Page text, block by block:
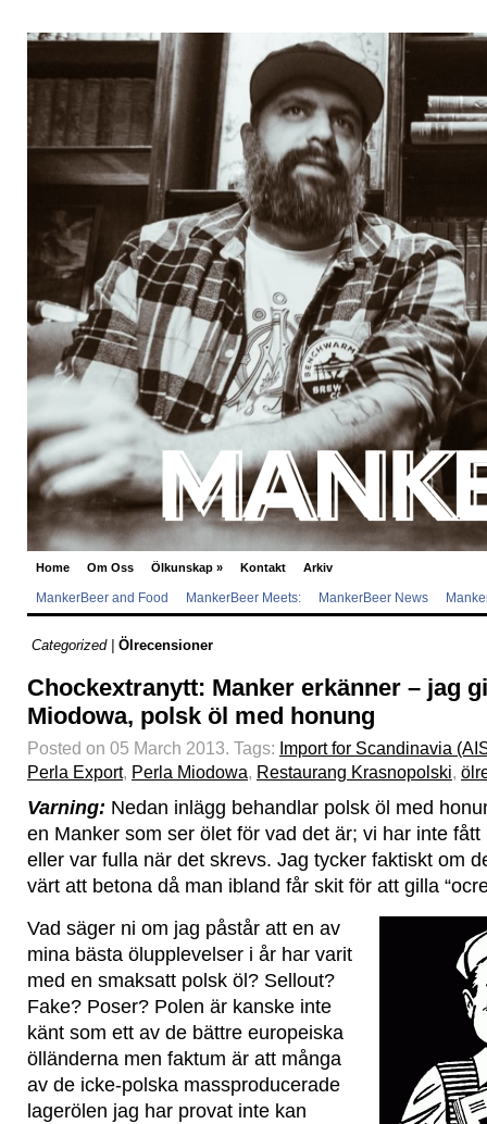
Home Om Oss Ölkunskap » Kontakt Arkiv
MankerBeer and Food MankerBeer Meets: MankerBeer News
Categorized | Ölrecensioner
Chockextranytt: Manker erkänner – jag
Miodowa, polsk öl med honung
Posted on 05 March 2013. Tags: Import for Scandinavia
Perla Export, Perla Miodowa, Restaurang Krasnopolski,
Varning: Nedan inlägg behandlar polsk öl med
en Manker som ser ölet för vad det är; vi har inte
eller var fulla när det skrevs. Jag tycker faktiskt om
värt att betona då man ibland får skit för att gilla
Vad säger ni om jag påstår att en av
mina bästa ölupplevelser i år har varit
med en smaksatt polsk öl? Sellout?
Fake? Poser? Polen är kanske inte
känt som ett av de bättre europeiska
ölländerna men faktum är att många
av de icke-polska massproducerade
lagerölen jag har provat inte kan